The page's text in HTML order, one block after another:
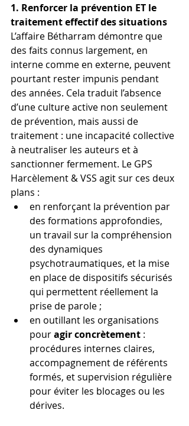
1. Renforcer la prévention ET le
traitement effectif des situations
L’affaire Bétharram démontre que
des faits connus largement, en
interne comme en externe, peuvent
pourtant rester impunis pendant
des années. Cela traduit l’absence
d’une culture active non seulement
de prévention, mais aussi de
traitement : une incapacité collective
à neutraliser les auteurs et à
sanctionner fermement. Le GPS
Harcèlement & VSS agit sur ces deux
plans :
en renforçant la prévention par
des formations approfondies,
un travail sur la compréhension
des dynamiques
psychotraumatiques, et la mise
en place de dispositifs sécurisés
qui permettent réellement la
prise de parole ;
en outillant les organisations
pour agir concrètement :
procédures internes claires,
accompagnement de référents
formés, et supervision régulière
pour éviter les blocages ou les
dérives.